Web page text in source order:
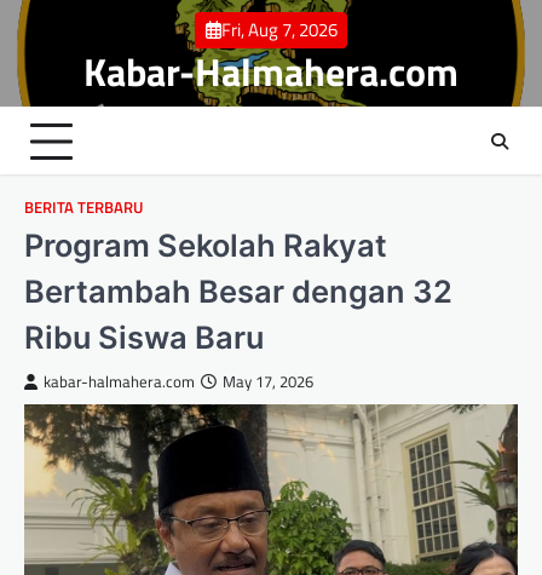
Skip
content
Fri, Aug 7, 2026
Kabar-Halmahera.com
BERITA TERBARU
Program Sekolah Rakyat
Bertambah Besar dengan 32
Ribu Siswa Baru
kabar-halmahera.com May 17, 2026